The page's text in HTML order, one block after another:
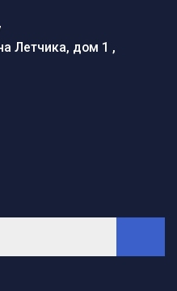
Летчика, дом 1 ,